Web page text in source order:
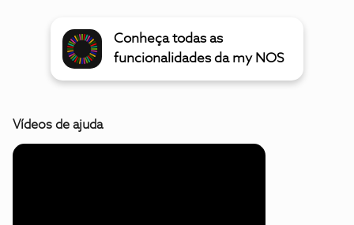
Conheça todas as
funcionalidades da my NOS
Vídeos de ajuda